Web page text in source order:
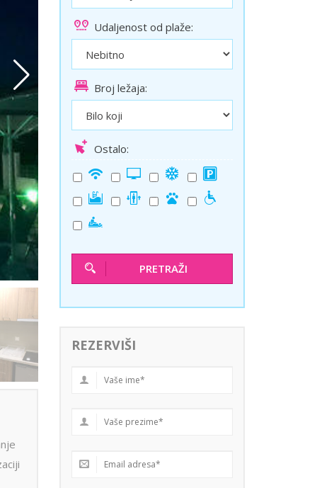
Solun polazak iz Niša
Temišvar polazak iz Niša
Udaljenost od plaže:
Broj ležaja:
Ostalo:
PRETRAŽI
REZERVIŠI